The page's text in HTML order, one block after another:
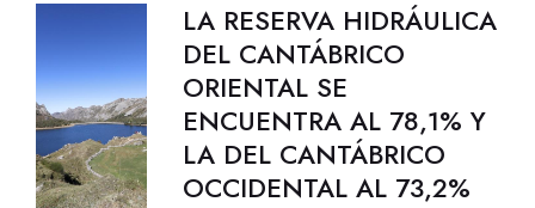
LA RESERVA HIDRÁULICA
DEL CANTÁBRICO
ORIENTAL SE
ENCUENTRA AL 78,1% Y
LA DEL CANTÁBRICO
OCCIDENTAL AL 73,2%